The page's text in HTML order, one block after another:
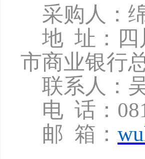
采购人：
地 址：四
市商业银行
联系人：
电 话：
邮 箱：